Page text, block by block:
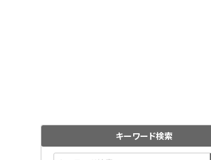
キーワード検索